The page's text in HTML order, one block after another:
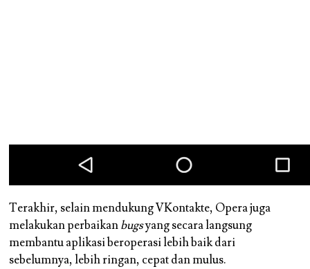
Terakhir, selain mendukung VKontakte, Opera juga
melakukan perbaikanbugsyang secara langsung
membantu aplikasi beroperasi lebih baik dari
sebelumnya, lebih ringan, cepat dan mulus.